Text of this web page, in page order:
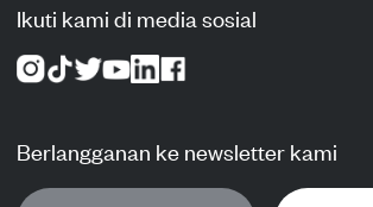
Ikuti kami di media sosial
Berlangganan ke newsletter kami